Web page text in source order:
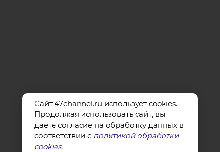
Сайт 47channel.ru использует cookies.
Продолжая использовать сайт, вы
даете согласие на обработку данных в
соответствии с политикой обработки
cookies.